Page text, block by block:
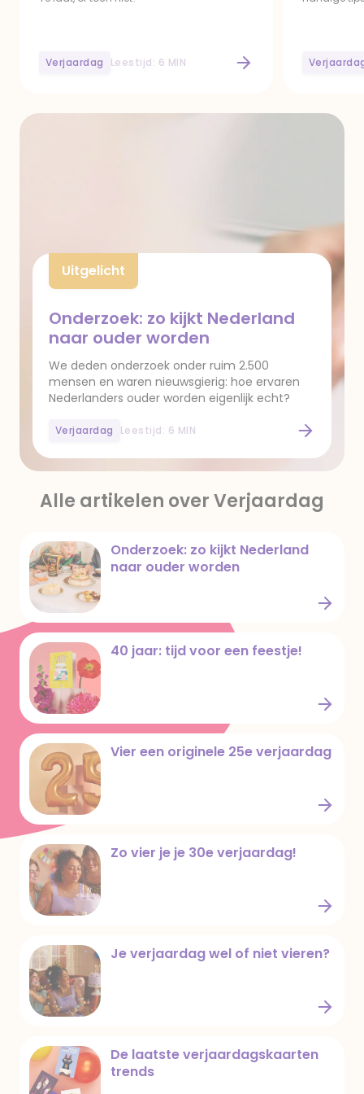
Verjaardag Leestijd: 6 MIN
Uitgelicht
Onderzoek: zo kijkt Nederland
naar ouder worden
We deden onderzoek onder ruim 2.500
mensen en waren nieuwsgierig: hoe ervaren
Nederlanders ouder worden eigenlijk echt?
Verjaardag Leestijd: 6 MIN
Alle artikelen over Verjaardag
Onderzoek: zo kijkt Nederland
naar ouder worden
Onderzoek: zo kijkt Nederland naar ouder worden
40 jaar: tijd voor een feestje!
40 jaar: tijd voor een feestje!
Vier een originele 25e verjaardag
Vier een originele 25e verjaardag
Zo vier je je 30e verjaardag!
Je verjaardag wel of niet vieren?
De laatste verjaardagskaarten
trends